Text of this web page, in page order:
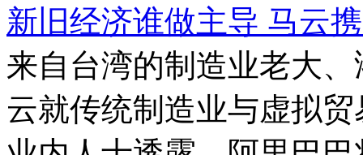
新旧经济谁做主导 马云
来自台湾的制造业老大
云就传统制造业与虚拟